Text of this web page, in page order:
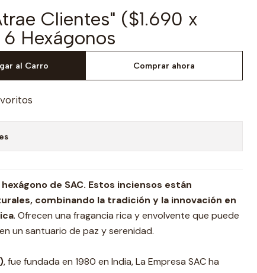
Clientes" ($1.690 x
Hexágonos
al Carro Comprar ahora
de SAC. Estos inciensos están
combinando la tradición y la innovación en
. Ofrecen una fragancia rica y envolvente que puede
un santuario de paz y serenidad.
, fue fundada en 1980 en India, La Empresa SAC ha